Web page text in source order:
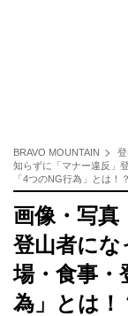
BRAVO MOUNTAIN
知らずに「マナー違反」
「4つのNG行為」とは！
画像・写真
登山者にな
場・食事・
為」とは！